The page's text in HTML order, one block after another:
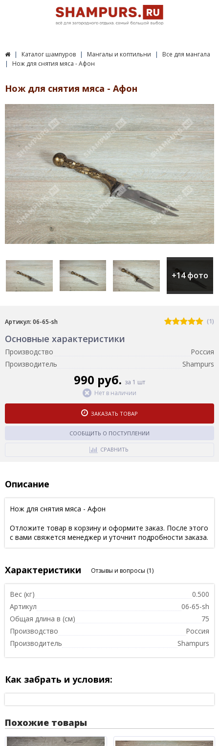
Каталог шампуров Мангалы и коптильни
Все для мангала
Нож для снятия мяса - Афон
Нож для снятия мяса - Афон
+14 фото
Артикул: 06-65-sh (1)
Основные характеристики
Производство
Россия
Производитель
Shampurs
990 руб. за 1 шт
Нет в наличии
ЗАКАЗАТЬ ТОВАР
СООБЩИТЬ О ПОСТУПЛЕНИИ
СРАВНИТЬ
Описание
Нож для снятия мяса - Афон
Отложите товар в корзину и оформите заказ. После этого
с вами свяжется менеджер и уточнит подробности заказа.
Характеристики Отзывы и вопросы (1)
Вес (кг)
0.500
Артикул
06-65-sh
Общая длина в (см)
75
Производство
Россия
Производитель
Shampurs
Как забрать и условия:
Похожие товары